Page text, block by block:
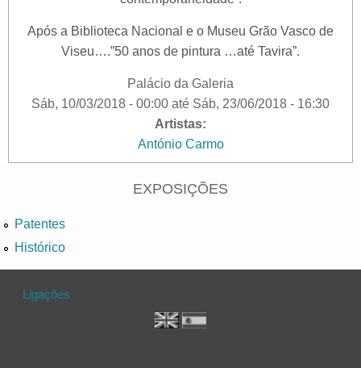
Após a Biblioteca Nacional e o Museu Grão Vasco de
Viseu….”50 anos de pintura …até Tavira”.
Palácio da Galeria
Sáb, 10/03/2018 - 00:00 até Sáb, 23/06/2018 - 16:30
Artistas:
António Carmo
EXPOSIÇÕES
Patentes
Histórico
Ligações